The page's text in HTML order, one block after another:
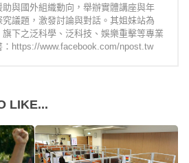
助與國外組織動向，舉辦實體講座與年
究議題，激發討論與對話。其姐妹站為
旗下之泛科學、泛科技、娛樂重擊等專業
：https://www.facebook.com/npost.tw
LIKE...